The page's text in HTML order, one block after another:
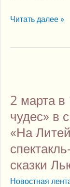
Читать далее »
2 марта в
чудес» в
«На
сказки
Новостная
в
18.00
«Алиса
в
стране
чудес»
в